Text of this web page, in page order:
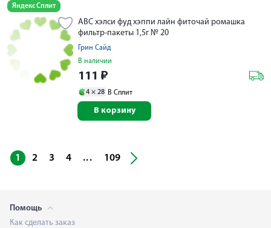
Яндекс Сплит
АВС хэлси фуд хэппи лайн фиточай ромашка
фильтр-пакеты 1,5г № 20
Грин Сайд
В наличии
111 ₽
4 × 28 В Сплит
В корзину
1 2 3 4 ... 109
Помощь
Как сделать заказ